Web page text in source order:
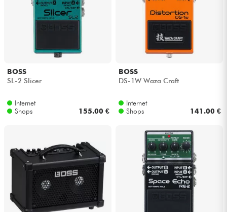
BOSS
SL-2 Slicer
Internet
Shops
155.00 €
BOSS
DS-1W Waza Craft
Internet
Shops
141.00 €